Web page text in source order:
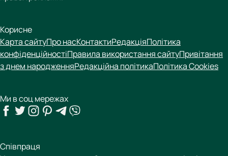
Корисне
Карта сайтуПро насКонтактиРедакціяПолітика
конфіденційностіПравила використання сайтуПривітання
з днем народженняРедакційна політикаПолітика Cookies
Ми в соц мережах
Співпраця